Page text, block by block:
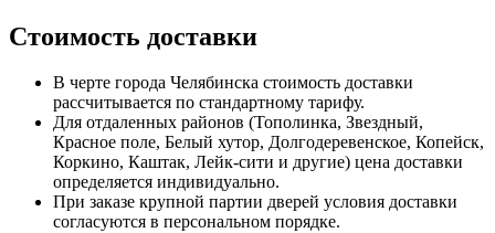
Стоимость доставки
В черте города Челябинска стоимость доставки
рассчитывается по стандартному тарифу.
Для отдаленных районов (Тополинка, Звездный,
Красное поле, Белый хутор, Долгодеревенское, Копейск,
Коркино, Каштак, Лейк-сити и другие) цена доставки
определяется индивидуально.
При заказе крупной партии дверей условия доставки
согласуются в персональном порядке.